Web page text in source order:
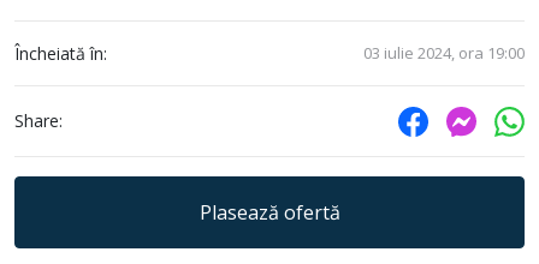
Încheiată în: 03 iulie 2024, ora 19:00
Share:
Plasează ofertă